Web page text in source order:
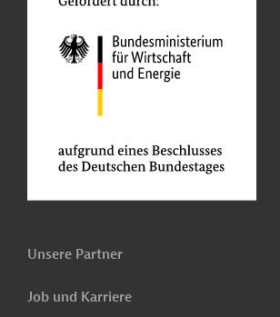
Unsere Partner
Job und Karriere